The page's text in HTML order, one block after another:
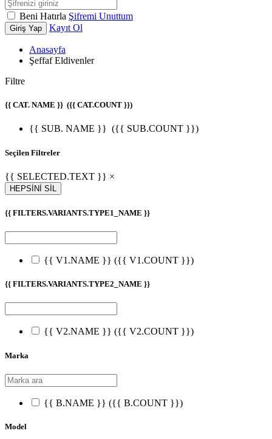
Beni Hatırla Şifremi Unuttum
Giriş Yap Kayıt Ol
Anasayfa
Şeffaf Eldivenler
Filtre
{{ CAT. NAME }} ({{ CAT.COUNT }})
{{ SUB. NAME }} ({{ SUB.COUNT }})
Seçilen Filtreler
{{ SELECTED.TEXT }} ×
HEPSİNİ SİL
{{ FILTERS.VARIANTS.TYPE1_NAME }}
{{ V1.NAME }} ({{ V1.COUNT }})
{{ FILTERS.VARIANTS.TYPE2_NAME }}
{{ V2.NAME }} ({{ V2.COUNT }})
Marka
{{ B.NAME }} ({{ B.COUNT }})
Model